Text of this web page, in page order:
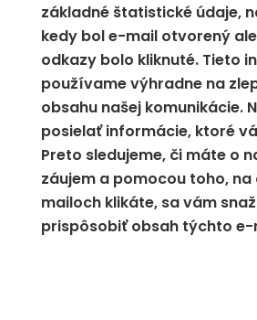
základné štatistické údaje,
kedy bol e-mail otvorený
odkazy bolo kliknuté. Tieto
používame výhradne na
obsahu našej komunikácie.
posielať informácie, ktoré
Preto sledujeme, či máte o
záujem a pomocou toho, na
mailoch klikáte, sa vám
prispôsobiť obsah týchto e-